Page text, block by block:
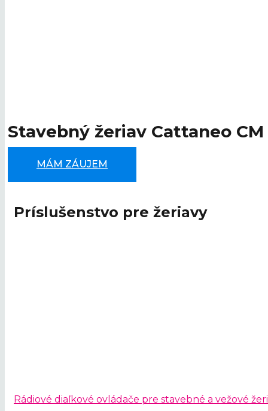
Stavebný žeriav Cattaneo CM
MÁM ZÁUJEM
Príslušenstvo pre žeriavy
Rádiové diaľkové ovládače pre stavebné a vežové